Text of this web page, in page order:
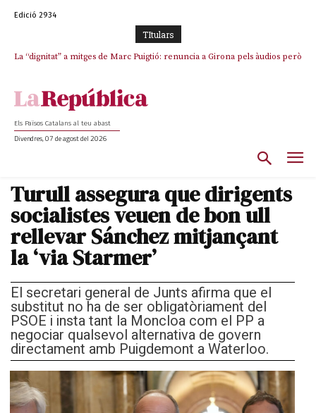
Edició 2934
TItulars
La “dignitat” a mitges de Marc Puigtió: renuncia a Girona pels àudios però
Els Països Catalans al teu abast
Divendres, 07 de agost del 2026
Turull assegura que dirigents
socialistes veuen de bon ull
rellevar Sánchez mitjançant
la ‘via Starmer’
El secretari general de Junts afirma que el
substitut no ha de ser obligatòriament del
PSOE i insta tant la Moncloa com el PP a
negociar qualsevol alternativa de govern
directament amb Puigdemont a Waterloo.